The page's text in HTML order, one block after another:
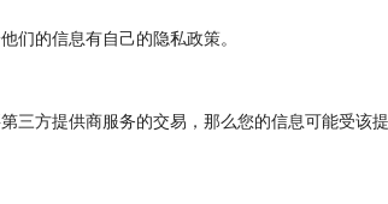
们的信息有自己的隐私政策。
三方提供商服务的交易，那么您的信息可能受该